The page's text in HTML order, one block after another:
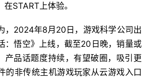
START上体验。
，2024年8月20日，游戏科学公司出
：悟空》上线，截至20日晚，销量或
产品话题度持续，有望破圈，吸引更
的非传统主机游戏玩家从云游戏入口